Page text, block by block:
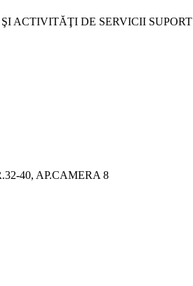
ACTIVITĂŢI DE SERVICII SUPORT
40, AP.CAMERA 8